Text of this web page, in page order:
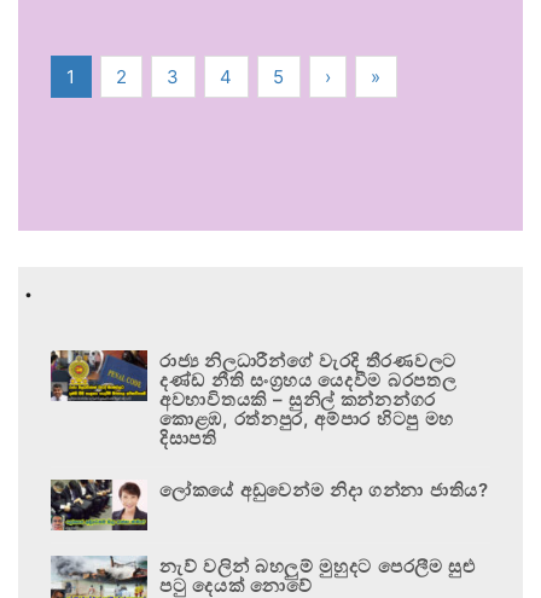
1 2 3 4 5 › »
.
රාජ්‍ය නිලධාරීන්ගේ වැරදි තීරණවලට
දණ්ඩ නීති සංග්‍රහය යෙදවීම බරපතල
අවභාවිතයකි – සුනිල් කන්නන්ගර
කොළඹ, රත්නපුර, අම්පාර හිටපු මහ
දිසාපති
ලෝකයේ අඩුවෙන්ම නිදා ගන්නා ජාතිය?
නැව් වලින් බහලුම් මුහුදට පෙරලීම සුළු
පටු දෙයක් නොවේ